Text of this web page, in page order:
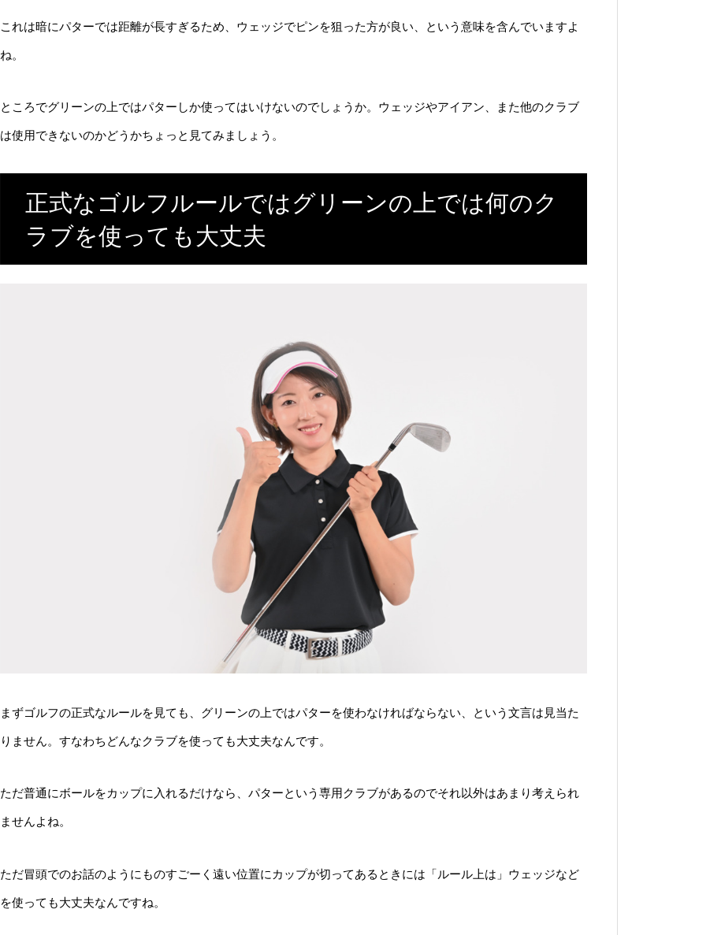
これは暗にパターでは距離が長すぎるため、ウェッジでピンを狙った方が良い、という意味を含んでいますよ
ね。
ところでグリーンの上ではパターしか使ってはいけないのでしょうか。ウェッジやアイアン、また他のクラブ
は使用できないのかどうかちょっと見てみましょう。
正式なゴルフルールではグリーンの上では何のク
ラブを使っても大丈夫
まずゴルフの正式なルールを見ても、グリーンの上ではパターを使わなければならない、という文言は見当た
りません。すなわちどんなクラブを使っても大丈夫なんです。
ただ普通にボールをカップに入れるだけなら、パターという専用クラブがあるのでそれ以外はあまり考えられ
ませんよね。
ただ冒頭でのお話のようにものすごーく遠い位置にカップが切ってあるときには「ルール上は」ウェッジなど
を使っても大丈夫なんですね。